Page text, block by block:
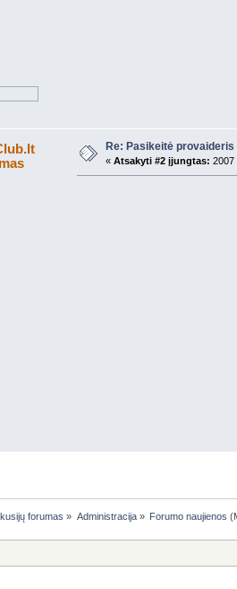
Re: Pasikeitė
« Atsakyti #2 įjungtas: 2007
forumas » Administracija» Forumo naujienos